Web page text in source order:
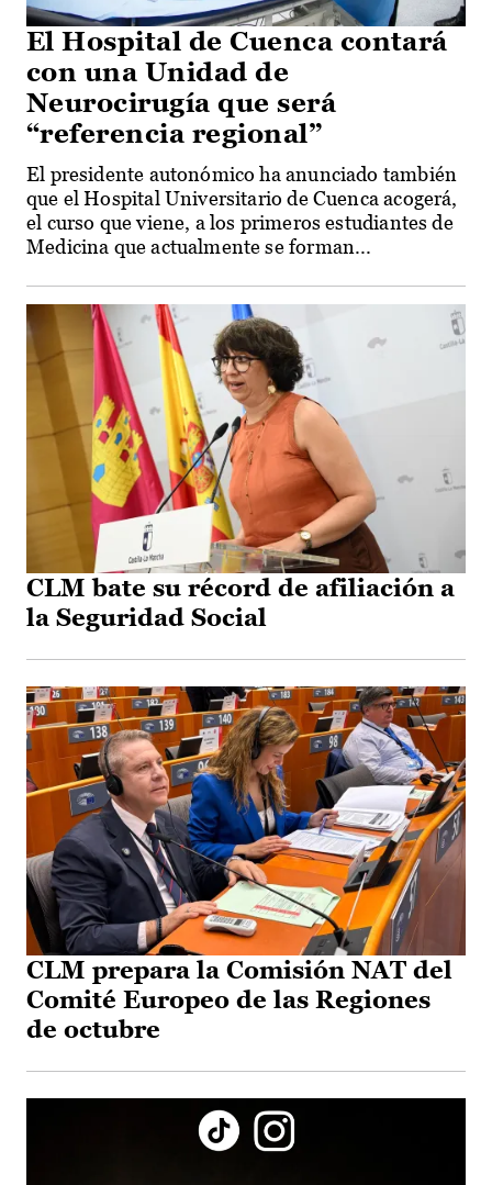
El Hospital de Cuenca contará
con una Unidad de
Neurocirugía que será
“referencia regional”
El presidente autonómico ha anunciado también
que el Hospital Universitario de Cuenca acogerá,
el curso que viene, a los primeros estudiantes de
Medicina que actualmente se forman...
CLM bate su récord de afiliación a
la Seguridad Social
CLM prepara la Comisión NAT del
Comité Europeo de las Regiones
de octubre